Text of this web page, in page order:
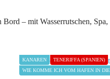
– mit Wasserrutschen, Spa,
KANAREN
TENERIFFA (SPANIEN)
WIE KOMME ICH VOM HAFEN IN DIE